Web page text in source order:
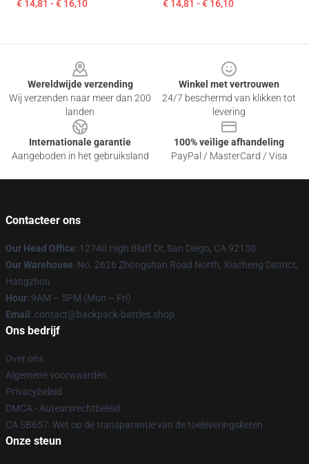
€ 14,81 - € 16,10 € 14,81 - € 16,10
Wereldwijde verzending
Wij verzenden naar meer dan 200
landen
Winkel met vertrouwen
24/7 beschermd van klikken tot
levering
Internationale garantie
Aangeboden in het gebruiksland
100% veilige afhandeling
PayPal / MasterCard / Visa
Contacteer ons
Our Head Office: 12740 High Bluff Dr, San Diego, CA 92130
Our Warehouse: No. 2626 Zhongshan Road North, Xiacheng District,
Hangzhou
Hour: 9AM – 5PM (Mon – Fri)
Email : contact@backpack-battles.shop
Ons bedrijf
Over ons
Algemene voorwaarden
Privacybeleid
DMCA - Auteursrechtbeleid
CA SB657: Wet op de transparantie van de toeleveringsketen
Onze steun